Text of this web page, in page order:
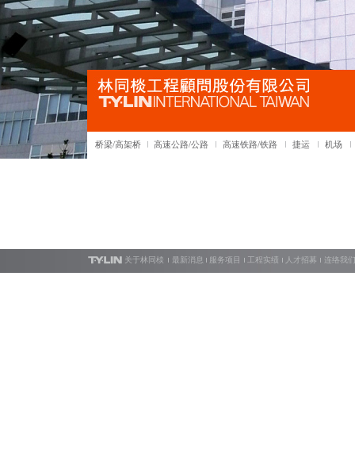
桥梁/高架桥 高速公路/公路 高速铁路/铁路 捷运 机场
关于林同棪 最新消息 服务项目 工程实绩 人才招募 连络我